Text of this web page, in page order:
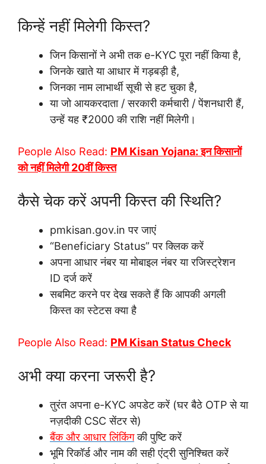
किन्हें नहीं मिलेगी किस्त?
जिन किसानों ने अभी तक e-KYC पूरा नहीं किया है,
जिनके खाते या आधार में गड़बड़ी है,
जिनका नाम लाभार्थी सूची से हट चुका है,
या जो आयकरदाता / सरकारी कर्मचारी / पेंशनधारी हैं,
उन्हें यह ₹2000 की राशि नहीं मिलेगी।
People Also Read: PM Kisan Yojana: इन किसानों
को नहीं मिलेगी 20वीं किस्त
कैसे चेक करें अपनी किस्त की स्थिति?
pmkisan.gov.in पर जाएं
“Beneficiary Status” पर क्लिक करें
अपना आधार नंबर या मोबाइल नंबर या रजिस्ट्रेशन
ID दर्ज करें
सबमिट करने पर देख सकते हैं कि आपकी अगली
किस्त का स्टेटस क्या है
People Also Read: PM Kisan Status Check
अभी क्या करना जरूरी है?
तुरंत अपना e-KYC अपडेट करें (घर बैठे OTP से या
नज़दीकी CSC सेंटर से)
बैंक और आधार लिंकिंगकी पुष्टि करें
भूमि रिकॉर्ड और नाम की सही एंट्री सुनिश्चित करें